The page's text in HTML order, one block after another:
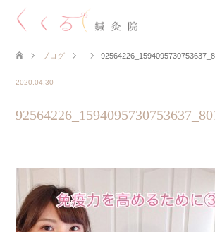
ブログ
2020.04.30